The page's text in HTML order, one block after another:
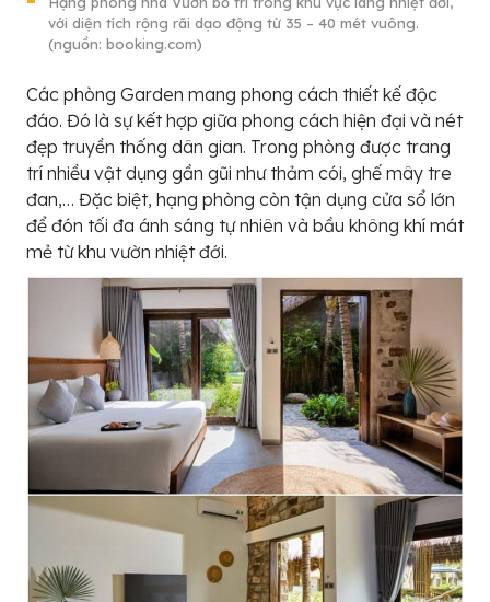
với diện tích rộng rãi dạo động từ 35 – 40 mét vuông.
(nguồn: booking.com)
Các phòng Garden mang phong cách thiết kế độc
đáo. Đó là sự kết hợp giữa phong cách hiện đại và nét
đẹp truyền thống dân gian. Trong phòng được trang
trí nhiều vật dụng gần gũi như thảm cói, ghế mây tre
đan,… Đặc biệt, hạng phòng còn tận dụng cửa sổ lớn
để đón tối đa ánh sáng tự nhiên và bầu không khí mát
mẻ từ khu vườn nhiệt đới.